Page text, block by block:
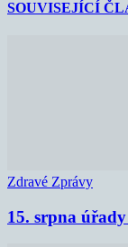
SOUVISEJÍCÍ
Zdravé Zprávy
15. srpna